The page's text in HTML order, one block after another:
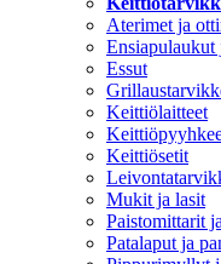
Aterimet ja
Ensiapulaukut
Essut
Keittiölaitteet
Keittiösetit
Mukit ja lasit
Paistomittarit
Patalaput ja